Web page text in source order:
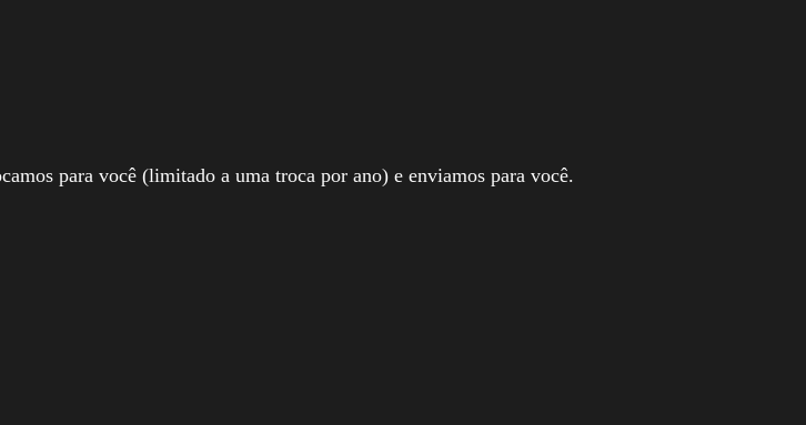
para você (limitado a uma troca por ano) e enviamos para você.